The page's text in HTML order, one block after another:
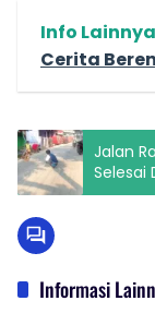
Info Lainnya
Cerita
Jalan
Selesai
Kasih
Informasi